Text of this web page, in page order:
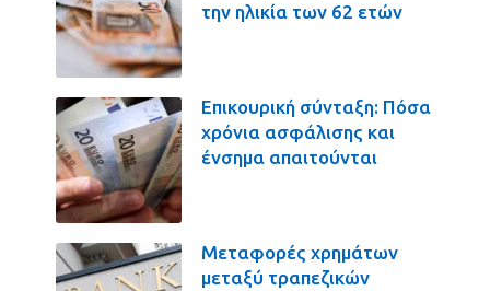
την ηλικία των 62 ετών
Επικουρική σύνταξη: Πόσα
χρόνια ασφάλισης και
ένσημα απαιτούνται
Μεταφορές χρημάτων
μεταξύ τραπεζικών